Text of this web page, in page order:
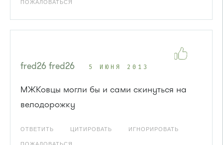
ПОЖАЛОВАТЬСЯ
fred26 fred26 5 ИЮНЯ 2013
МЖКовцы могли бы и сами скинуться на
велодорожку
ОТВЕТИТЬ ЦИТИРОВАТЬ ИГНОРИРОВАТЬ
ПОЖАЛОВАТЬСЯ